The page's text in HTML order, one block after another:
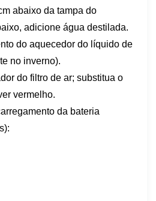
abaixo da tampa do
adicione água destilada.
do aquecedor do líquido de
no inverno).
do filtro de ar; substitua o
vermelho.
da bateria